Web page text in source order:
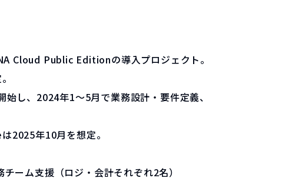
Cloud Public Editionの導入プロジェクト。
始し、2024年1～5月で業務設計・要件定義、
2025年10月を想定。
ーム支援（ロジ・会計それぞれ2名）